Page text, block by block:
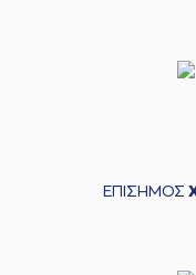
ΕΠΙΣΗΜΟΣ